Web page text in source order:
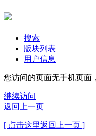
搜索
版块列表
用户信息
您访问的页面无手机页面
继续访问
返回上一页
[ 点击这里返回上一页 ]